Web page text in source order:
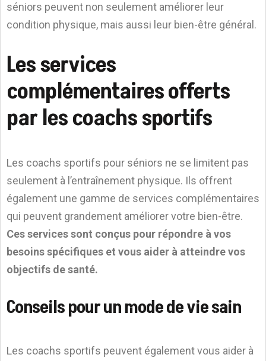
séniors peuvent non seulement améliorer leur
condition physique, mais aussi leur bien-être général.
Les services
complémentaires offerts
par les coachs sportifs
Les coachs sportifs pour séniors ne se limitent pas
seulement à l’entraînement physique. Ils offrent
également une gamme de services complémentaires
qui peuvent grandement améliorer votre bien-être.
Ces services sont conçus pour répondre à vos
besoins spécifiques et vous aider à atteindre vos
objectifs de santé.
Conseils pour un mode de vie sain
Les coachs sportifs peuvent également vous aider à